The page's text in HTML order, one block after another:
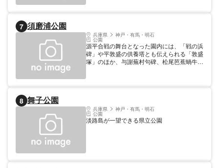
7 須磨浦公園
兵庫県 神戸・有馬・明石
公園
源平合戦の舞台となった園内には、「戦の浜
碑」や平敦盛の供養塔とも伝えられる「敦盛
塚」のほか、与謝蕪村句碑、松尾芭蕉蝸牛句
8 舞子公園
兵庫県 神戸・有馬・明石
公園
淡路島が一望できる県立公園